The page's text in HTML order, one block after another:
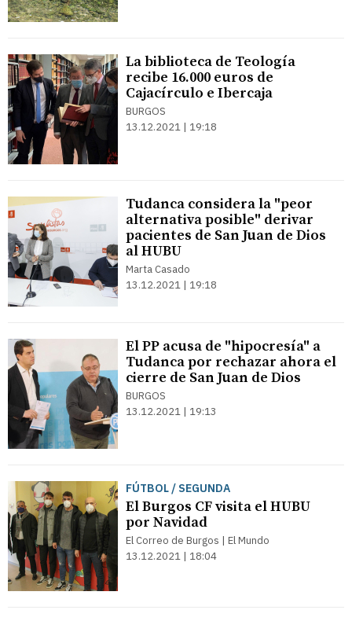
La biblioteca de Teología
recibe 16.000 euros de
Cajacírculo e Ibercaja
BURGOS
13.12.2021 | 19:18
Tudanca considera la "peor
alternativa posible" derivar
pacientes de San Juan de Dios
al HUBU
Marta Casado
13.12.2021 | 19:18
El PP acusa de "hipocresía" a
Tudanca por rechazar ahora el
cierre de San Juan de Dios
BURGOS
13.12.2021 | 19:13
FÚTBOL / SEGUNDA
El Burgos CF visita el HUBU
por Navidad
El Correo de Burgos | El Mundo
13.12.2021 | 18:04